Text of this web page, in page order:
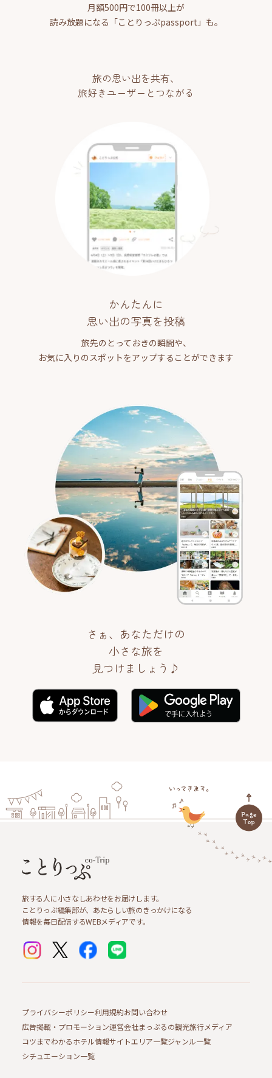
月額500円で100冊以上が
読み放題になる「ことりっぷpassport」も。
旅の思い出を共有、
旅好きユーザーとつながる
かんたんに
思い出の写真を投稿
旅先のとっておきの瞬間や、
お気に入りのスポットをアップすることができます
さぁ、あなただけの
小さな旅を
見つけましょう♪
旅する人に小さなしあわせをお届けします。
ことりっぷ編集部が、あたらしい旅のきっかけになる
情報を毎日配信するWEBメディアです。
プライバシーポリシー利用規約お問い合わせ
広告掲載・プロモーション運営会社まっぷるの観光旅行メディア
コツまでわかるホテル情報サイトエリア一覧ジャンル一覧
シチュエーション一覧